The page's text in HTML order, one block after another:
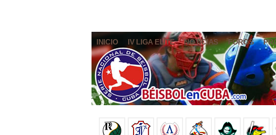
INICIO IV LIGA ELITE NOTICIAS FOROS